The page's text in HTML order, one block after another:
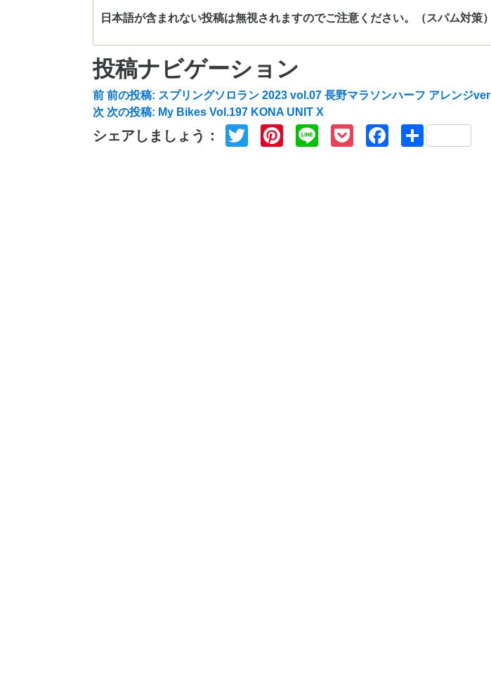
日本語が含まれない投稿は無視されますのでご注意ください。（スパム対策）
投稿ナビゲーション
前 前の投稿: スプリングソロラン 2023 vol.07 長野マラソンハーフ アレンジver
次 次の投稿: My Bikes Vol.197 KONA UNIT X
シェアしましょう： TwitterPinterest
Line PocketFacebook
共